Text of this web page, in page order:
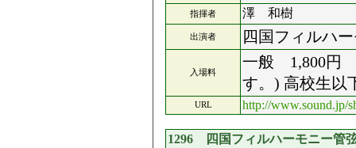
指揮者 澤 和樹
出演者 四国フィルハ
入場料
一般 1,800円 (
す。) 高校生以
URL http://www.sound.jp/
1296 四国フィルハーモニー管